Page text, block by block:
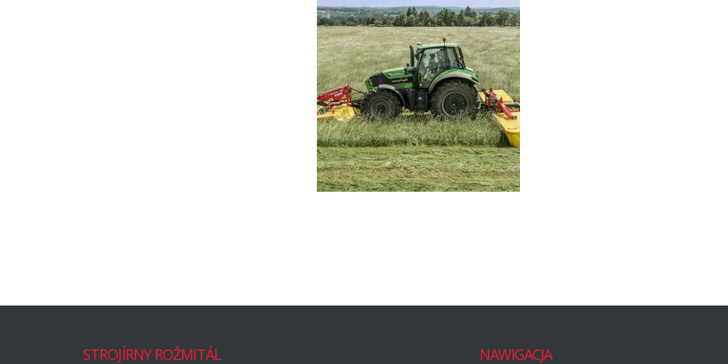
STROJÍRNY ROŽMITÁL NAWIGACJA